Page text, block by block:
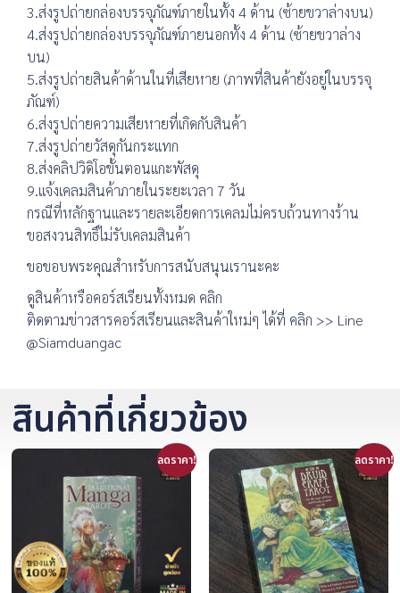
3.ส่งรูปถ่ายกล่องบรรจุภัณฑ์ภายในทั้ง 4 ด้าน (ซ้ายขวาล่างบน)
4.ส่งรูปถ่ายกล่องบรรจุภัณฑ์ภายนอกทั้ง 4 ด้าน (ซ้ายขวาล่าง
บน)
5.ส่งรูปถ่ายสินค้าด้านในที่เสียหาย (ภาพที่สินค้ายังอยู่ในบรรจุ
ภัณฑ์)
6.ส่งรูปถ่ายความเสียหายที่เกิดกับสินค้า
7.ส่งรูปถ่ายวัสดุกันกระแทก
8.ส่งคลิปวิดิโอขั้นตอนแกะพัสดุ
9.แจ้งเคลมสินค้าภายในระยะเวลา 7 วัน
กรณีที่หลักฐานและรายละเอียดการเคลมไม่ครบถ้วนทางร้าน
ขอสงวนสิทธิ์ไม่รับเคลมสินค้า
ขอขอบพระคุณสำหรับการสนับสนุนเรานะคะ
ดูสินค้าหรือคอร์สเรียนทั้งหมด คลิก
ติดตามข่าวสารคอร์สเรียนและสินค้าใหม่ๆ ได้ที่ คลิก >> Line
@Siamduangac
สินค้าที่เกี่ยวข้อง
ลดราคา! ลดราคา!